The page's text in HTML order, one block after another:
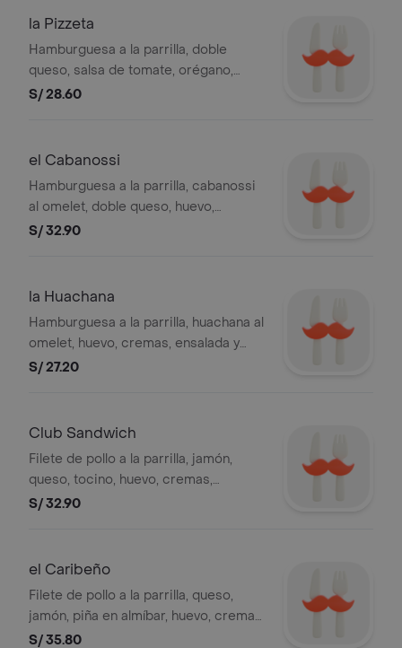
la Pizzeta
Hamburguesa a la parrilla, doble
queso, salsa de tomate, orégano,
huevo, cremas, ensalada y papas al
S/ 28.60
el Cabanossi
Hamburguesa a la parrilla, cabanossi
al omelet, doble queso, huevo,
cremas, ensalada y papas al hilo.
S/ 32.90
la Huachana
Hamburguesa a la parrilla, huachana al
omelet, huevo, cremas, ensalada y
papas al hilo. .
S/ 27.20
Club Sandwich
Filete de pollo a la parrilla, jamón,
queso, tocino, huevo, cremas,
ensalada y papas al hilo.
S/ 32.90
el Caribeño
Filete de pollo a la parrilla, queso,
jamón, piña en almíbar, huevo, cremas,
ensalada y papas al hilo.
S/ 35.80